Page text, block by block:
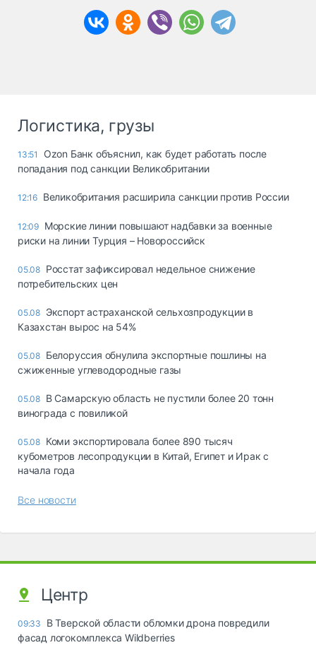
Логистика, грузы
13:51
Ozon Банк объяснил, как будет работать после
попадания под санкции Великобритании
12:16 Великобритания расширила санкции против России
12:09 Морские линии повышают надбавки за военные
риски на линии Турция – Новороссийск
05.08 Росстат зафиксировал недельное снижение
потребительских цен
05.08 Экспорт астраханской сельхозпродукции в
Казахстан вырос на 54%
05.08 Белоруссия обнулила экспортные пошлины на
сжиженные углеводородные газы
05.08 В Самарскую область не пустили более 20 тонн
винограда с повиликой
05.08 Коми экспортировала более 890 тысяч
кубометров лесопродукции в Китай, Египет и Ирак с
начала года
Все новости
Центр
09:33
В Тверской области обломки дрона повредили
фасад логокомплекса Wildberries